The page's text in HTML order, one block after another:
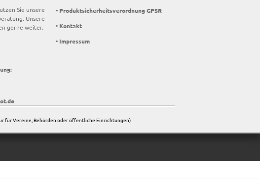
Sie unsere
Unsere
gerne weiter.
• Produktsicherheitsverordnung GPSR
• Kontakt
• Impressum
für Vereine, Behörden oder öffentliche Einrichtungen)